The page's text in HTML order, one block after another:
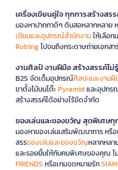
เครื่องเขียนคู่ใจ ทุกการสร้างสร
มองหาปากกาดีๆ ดินสอหลากหลาย
เขียนและอุปกรณ์สำนักงานให้เลือ
Rotringไปจนถึงกระดาษถ่ายเอกสา
งานศิลป์ งานฝีมือ สร้างสรรค์ไม่
B2S จัดเต็มอุปกรณ์ศิลปะและงานฝี
ขาตั้งไม้บนโต๊ะPyramidและอุปกร
สร้างสรรค์ได้อย่างไร้ขีดจำกัด
ของเล่นและของขวัญ สุดพิเศษทุ
มองหาของเล่นเสริมพัฒนาการ หรื
สรรของเล่นและของขวัญหลากหลา
และรอยยิ้มให้กับคนพิเศษของคุณ ไ
FRIENDS หรือเกมจดหมายรัก